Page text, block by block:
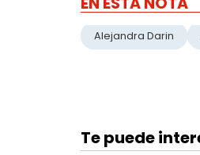
Alejandra Darin